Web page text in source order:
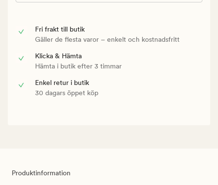
Fri frakt till butik
Gäller de flesta varor – enkelt och kostnadsfritt
Klicka & Hämta
Hämta i butik efter 3 timmar
Enkel retur i butik
30 dagars öppet köp
Produktinformation